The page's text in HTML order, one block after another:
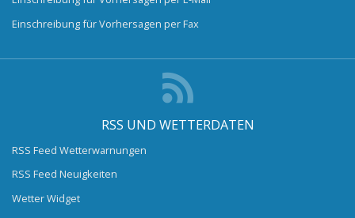
Einschreibung für Vorhersagen per Fax
RSS UND WETTERDATEN
RSS Feed Wetterwarnungen
RSS Feed Neuigkeiten
Wetter Widget